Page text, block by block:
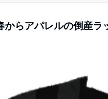
からアパレルの倒産ラ